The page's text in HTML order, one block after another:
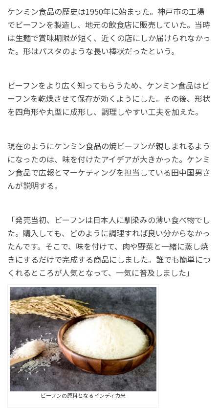
ケンミン食品の歴史は1950年に始まった。神戸市の工場
でビーフンを製造し、地元の飲食店に販売していた。当時
は生麺で賞味期限が短く、近くの店にしか届けられなかっ
た。形はパスタのような長い棒状だったという。
ビーフンをより広く知ってもらうため、ケンミン食品はビ
ーフンを乾燥させて保存が効くようにした。その後、形状
を四角形や丸型に成形し、調理しやすい工夫を加えた。
現在のようにケンミン食品の焼ビーフンが親しまれるよう
になったのは、味を付けたアイデアが大きかった。ケンミ
ン食品で広報とマーケティングを担当している田中国男さ
んが説明する。
「発売当初、ビーフンは日本人に馴染みの薄い食べ物でし
た。購入しても、どのように調理すれば良い分からなかっ
たんです。そこで、味を付けて、肉や野菜と一緒に蒸し焼
きにするだけで完成する商品にしました。誰でも簡単につ
くれるところが人気となって、一気に普及しました」
ビーフンの原料となるインディカ米